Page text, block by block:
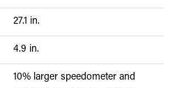
27.1 in.
4.9 in.
10% larger speedometer and